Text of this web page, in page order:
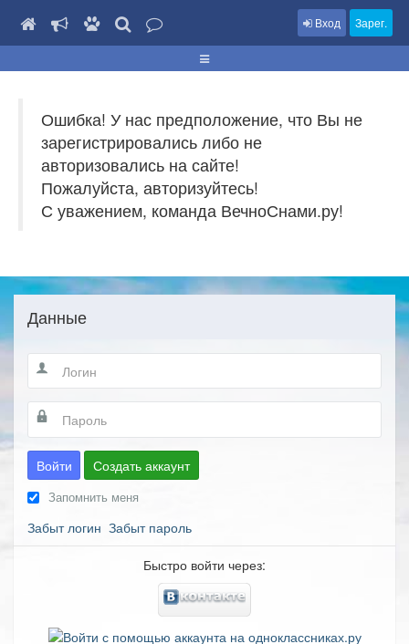
Вход Зарег.
Ошибка! У нас предположение, что Вы не
зарегистрировались либо не
авторизовались на сайте!
Пожалуйста, авторизуйтесь!
С уважением, команда ВечноСнами.ру!
Данные
Войти Создать аккаунт
Запомнить меня
Забыт логин Забыт пароль
Быстро войти через: